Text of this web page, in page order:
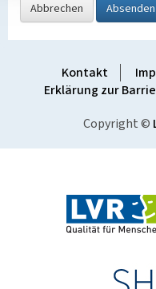
Abbrechen Absenden
Kontakt
Erklärung zur
Copyright ©